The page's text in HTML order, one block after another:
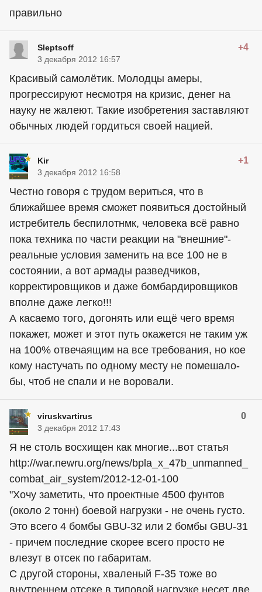
правильно
Sleptsoff +4
3 декабря 2012 16:57
Красивый самолётик. Молодцы амеры,
прогрессируют несмотря на кризис, денег на
науку не жалеют. Такие изобретения заставляют
обычных людей гордиться своей нацией.
Kir +1
3 декабря 2012 16:58
Честно говоря с трудом вериться, что в
ближайшее время сможет появиться достойный
истребитель беспилотнмк, человека всё равно
пока техника по части реакции на "внешние"-
реальные условия заменить на все 100 не в
состоянии, а вот армады разведчиков,
корректировщиков и даже бомбардировщиков
вполне даже легко!!!
А касаемо того, догонять или ещё чего время
покажет, может и этот путь окажется не таким уж
на 100% отвечаящим на все требования, но кое
кому настучать по одному месту не помешало-
бы, чтоб не спали и не воровали.
viruskvartirus 0
3 декабря 2012 17:43
Я не столь восхищен как многие...вот статья
http://war.newru.org/news/bpla_x_47b_unmanned_
combat_air_system/2012-12-01-100
"Хочу заметить, что проектные 4500 фунтов
(около 2 тонн) боевой нагрузки - не очень густо.
Это всего 4 бомбы GBU-32 или 2 бомбы GBU-31
- причем последние скорее всего просто не
влезут в отсек по габаритам.
С другой стороны, хваленый F-35 тоже во